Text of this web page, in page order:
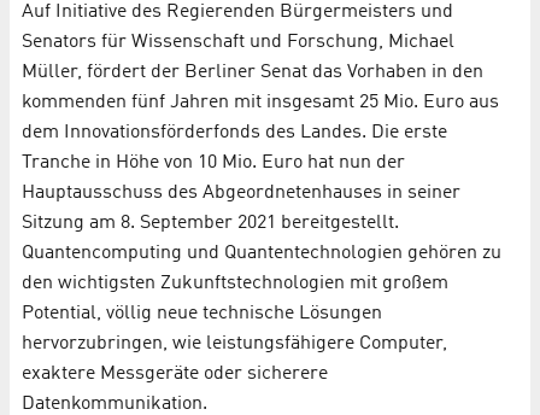
Auf Initiative des Regierenden Bürgermeisters und
Senators für Wissenschaft und Forschung, Michael
Müller, fördert der Berliner Senat das Vorhaben in den
kommenden fünf Jahren mit insgesamt 25 Mio. Euro aus
dem Innovationsförderfonds des Landes. Die erste
Tranche in Höhe von 10 Mio. Euro hat nun der
Hauptausschuss des Abgeordnetenhauses in seiner
Sitzung am 8. September 2021 bereitgestellt.
Quantencomputing und Quantentechnologien gehören zu
den wichtigsten Zukunftstechnologien mit großem
Potential, völlig neue technische Lösungen
hervorzubringen, wie leistungsfähigere Computer,
exaktere Messgeräte oder sicherere
Datenkommunikation.